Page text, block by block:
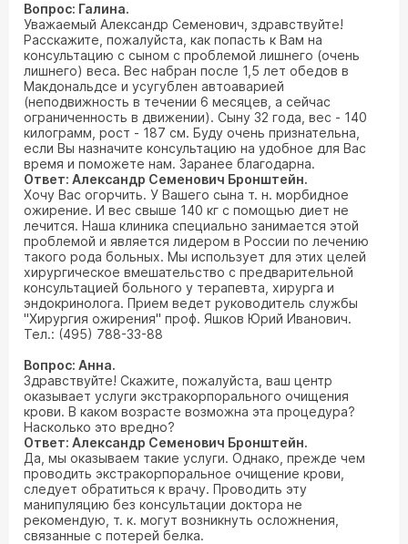
Вопрос: Галина.
Уважаемый Александр Семенович, здравствуйте!
Расскажите, пожалуйста, как попасть к Вам на
консультацию с сыном с проблемой лишнего (очень
лишнего) веса. Вес набран после 1,5 лет обедов в
Макдональдсе и усугублен автоаварией
(неподвижность в течении 6 месяцев, а сейчас
ограниченность в движении). Сыну 32 года, вес - 140
килограмм, рост - 187 см. Буду очень признательна,
если Вы назначите консультацию на удобное для Вас
время и поможете нам. Заранее благодарна.
Ответ: Александр Семенович Бронштейн.
Хочу Вас огорчить. У Вашего сына т. н. морбидное
ожирение. И вес свыше 140 кг с помощью диет не
лечится. Наша клиника специально занимается этой
проблемой и является лидером в России по лечению
такого рода больных. Мы использует для этих целей
хирургическое вмешательство с предварительной
консультацией больного у терапевта, хирурга и
эндокринолога. Прием ведет руководитель службы
"Хирургия ожирения" проф. Яшков Юрий Иванович.
Тел.: (495) 788-33-88
Вопрос: Анна.
Здравствуйте! Скажите, пожалуйста, ваш центр
оказывает услуги экстракорпорального очищения
крови. В каком возрасте возможна эта процедура?
Насколько это вредно?
Ответ: Александр Семенович Бронштейн.
Да, мы оказываем такие услуги. Однако, прежде чем
проводить экстракорпоральное очищение крови,
следует обратиться к врачу. Проводить эту
манипуляцию без консультации доктора не
рекомендую, т. к. могут возникнуть осложнения,
связанные с потерей белка.